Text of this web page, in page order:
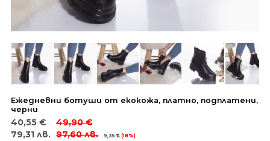
Ежедневни ботуши от екокожа, платно, подплатени,
черни
40,55 €
79,31 лв.
49,90€
97,60лв. 9,35€ (18%)